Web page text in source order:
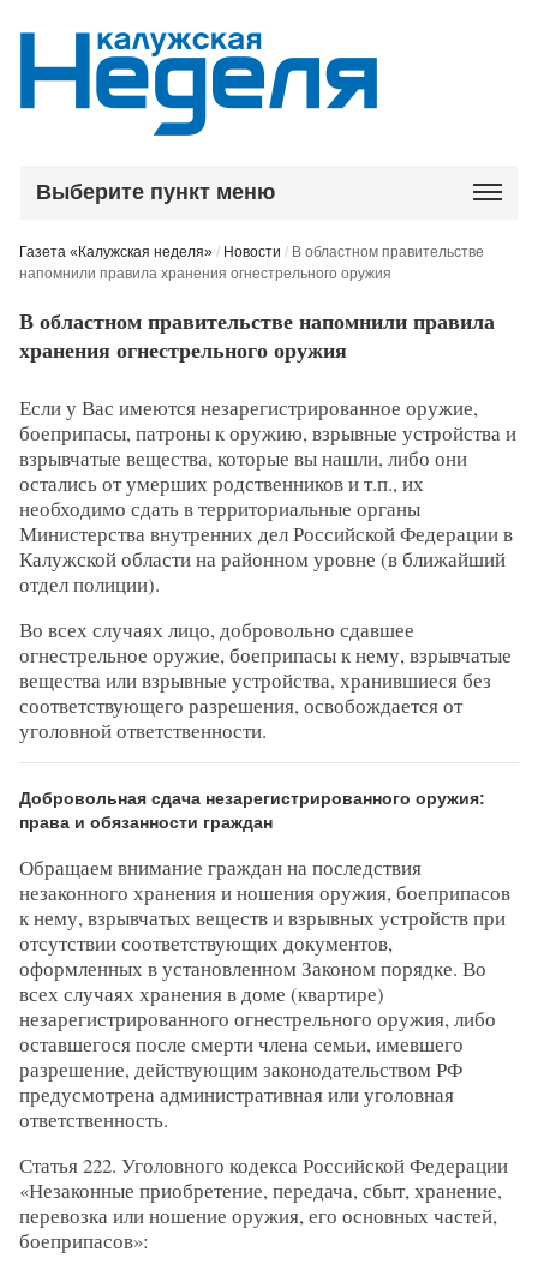
Выберите пункт меню
Газета «Калужская неделя» / Новости / В областном правительстве
напомнили правила хранения огнестрельного оружия
В областном правительстве напомнили правила
хранения огнестрельного оружия
Если у Вас имеются незарегистрированное оружие,
боеприпасы, патроны к оружию, взрывные устройства и
взрывчатые вещества, которые вы нашли, либо они
остались от умерших родственников и т.п., их
необходимо сдать в территориальные органы
Министерства внутренних дел Российской Федерации в
Калужской области на районном уровне (в ближайший
отдел полиции).
Во всех случаях лицо, добровольно сдавшее
огнестрельное оружие, боеприпасы к нему, взрывчатые
вещества или взрывные устройства, хранившиеся без
соответствующего разрешения, освобождается от
уголовной ответственности.
Добровольная сдача незарегистрированного оружия:
права и обязанности граждан
Обращаем внимание граждан на последствия
незаконного хранения и ношения оружия, боеприпасов
к нему, взрывчатых веществ и взрывных устройств при
отсутствии соответствующих документов,
оформленных в установленном Законом порядке. Во
всех случаях хранения в доме (квартире)
незарегистрированного огнестрельного оружия, либо
оставшегося после смерти члена семьи, имевшего
разрешение, действующим законодательством РФ
предусмотрена административная или уголовная
ответственность.
Статья 222. Уголовного кодекса Российской Федерации
«Незаконные приобретение, передача, сбыт, хранение,
перевозка или ношение оружия, его основных частей,
боеприпасов»: